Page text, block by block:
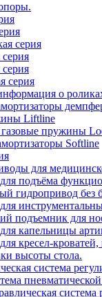
серия
серия
о
Liftline
пружины
Softline
для
подъёма
гидропривод без
подъемник для
капельницы
кресел-
высоты стола.
система